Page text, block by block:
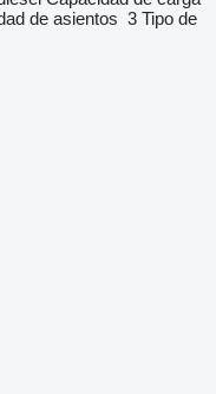
de asientos 3 Tipo de